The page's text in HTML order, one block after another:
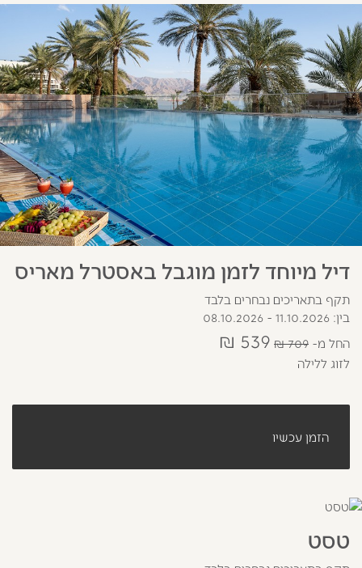
דיל מיוחד לזמן מוגבל באסטרל מאריס
תקף בתאריכים נבחרים בלבד
בין: 11.10.2026 - 08.10.2026
החל מ
709 ₪
539 ₪
לזוג ללילה
הזמן עכשיו
טסט